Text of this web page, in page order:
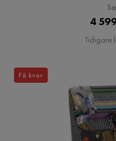
4
Tidigare
Få kvar